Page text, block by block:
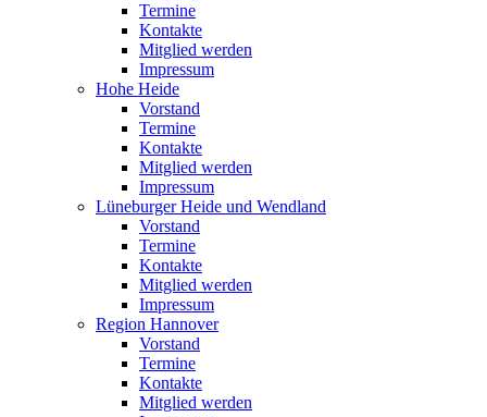
Termine
Kontakte
Mitglied werden
Impressum
Hohe Heide
Vorstand
Termine
Kontakte
Mitglied werden
Impressum
Lüneburger Heide und Wendland
Vorstand
Termine
Kontakte
Mitglied werden
Impressum
Region Hannover
Vorstand
Termine
Kontakte
Mitglied werden